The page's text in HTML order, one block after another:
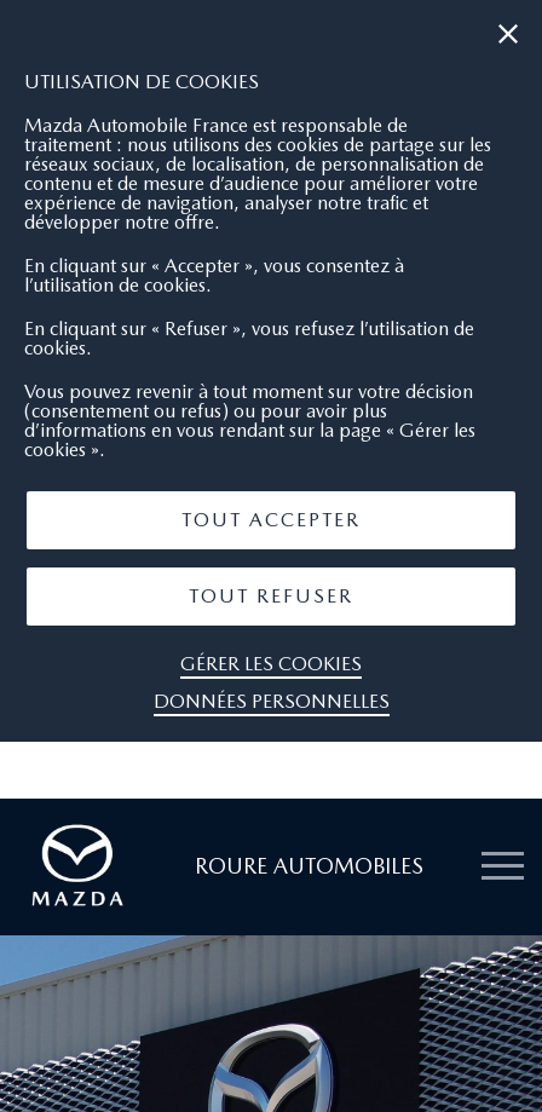
UTILISATION DE COOKIES
Mazda Automobile France est responsable de
traitement : nous utilisons des cookies de partage sur les
réseaux sociaux, de localisation, de personnalisation de
contenu et de mesure d’audience pour améliorer votre
expérience de navigation, analyser notre trafic et
développer notre offre.
En cliquant sur « Accepter », vous consentez à
l’utilisation de cookies.
En cliquant sur « Refuser », vous refusez l’utilisation de
cookies.
Vous pouvez revenir à tout moment sur votre décision
(consentement ou refus) ou pour avoir plus
d’informations en vous rendant sur la page « Gérer les
cookies ».
TOUT ACCEPTER
TOUT REFUSER
GÉRER LES COOKIES
DONNÉES PERSONNELLES
ROURE AUTOMOBILES